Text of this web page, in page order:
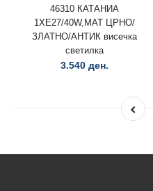
46310 КАТАНИА
1ХЕ27/40W,МАТ ЦРНО/
ЗЛАТНО/АНТИК висечка
светилка
3.540 ден.